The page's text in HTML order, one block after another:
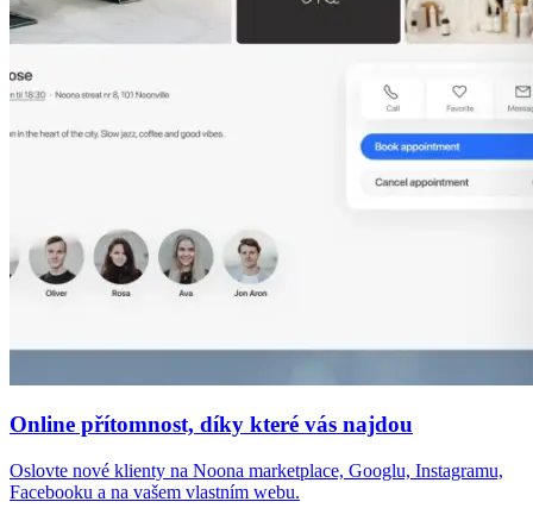
Online přítomnost, díky které vás najdou
Oslovte nové klienty na Noona marketplace, Googlu, Instagramu,
Facebooku a na vašem vlastním webu.